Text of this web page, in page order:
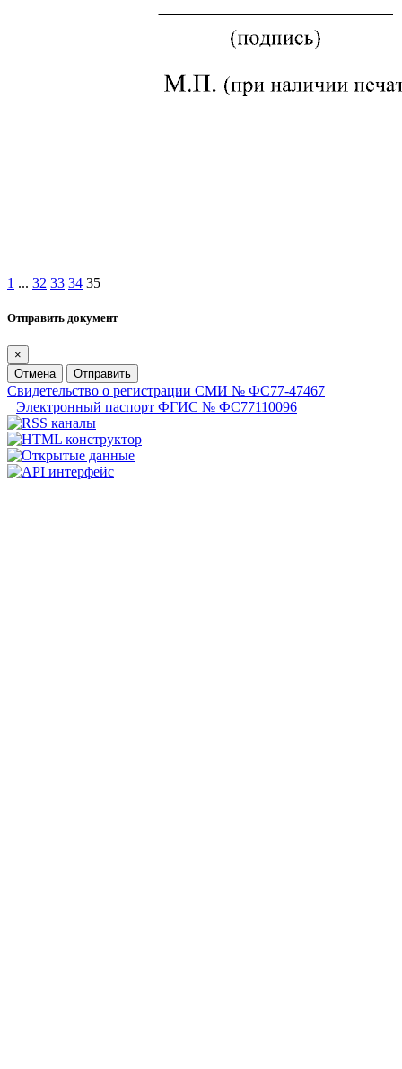
1 ... 32 33 34 35
Отправить документ
×
Отмена
Отправить
Свидетельство о регистрации СМИ № ФС77-47467
Электронный паспорт ФГИС № ФС77110096